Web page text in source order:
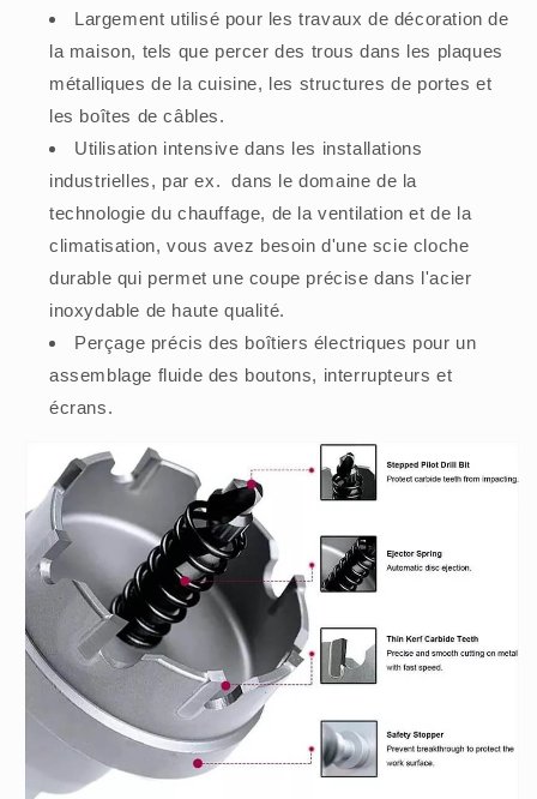
Largement utilisé pour les travaux de décoration de
la maison, tels que percer des trous dans les plaques
métalliques de la cuisine, les structures de portes et
les boîtes de câbles.
Utilisation intensive dans les installations
industrielles, par ex. dans le domaine de la
technologie du chauffage, de la ventilation et de la
climatisation, vous avez besoin d'une scie cloche
durable qui permet une coupe précise dans l'acier
inoxydable de haute qualité.
Perçage précis des boîtiers électriques pour un
assemblage fluide des boutons, interrupteurs et
écrans.